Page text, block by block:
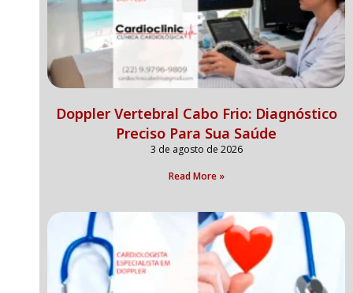
Doppler Vertebral Cabo Frio: Diagnóstico
Preciso Para Sua Saúde
3 de agosto de 2026
Read More »